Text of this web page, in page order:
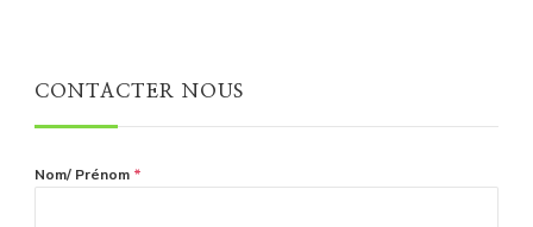
CONTACTER NOUS
Nom/ Prénom *